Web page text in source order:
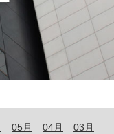
05月 04月 03月